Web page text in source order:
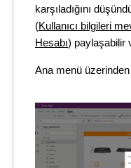
karşıladığını
(Kullanıcı bilgileri
Hesabı) paylaşabilir
Ana menü üzerinden